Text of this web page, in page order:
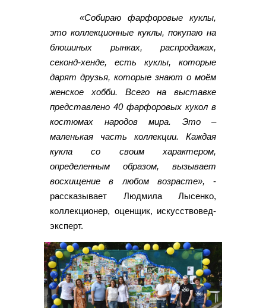
«Собираю фарфоровые куклы,
это коллекционные куклы, покупаю на
блошиных рынках, распродажах,
секонд-хенде, есть куклы, которые
дарят друзья, которые знают о моём
женское хобби. Всего на выставке
представлено 40 фарфоровых кукол в
костюмах народов мира. Это –
маленькая часть коллекции. Каждая
кукла со своим характером,
определенным образом, вызывает
восхищение в любом возрасте», -
рассказывает Людмила Лысенко,
коллекционер, оценщик, искусствовед-
эксперт.